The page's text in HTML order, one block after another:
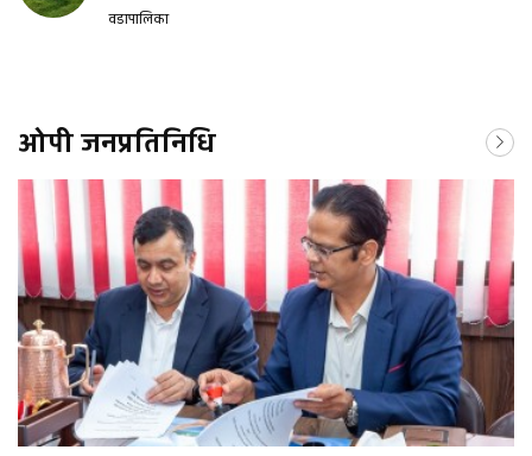
वडापालिका
ओपी जनप्रतिनिधि